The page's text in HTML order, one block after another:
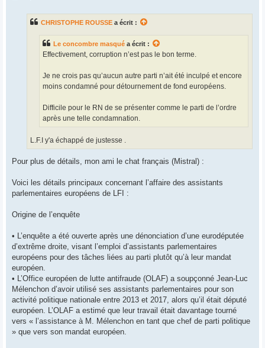
CHRISTOPHE ROUSSE a écrit :
Le concombre masqué a écrit :
Effectivement, corruption n’est pas le bon terme.
Je ne crois pas qu’aucun autre parti n’ait été inculpé et encore
moins condamné pour détournement de fond européens.
Difficile pour le RN de se présenter comme le parti de l’ordre
après une telle condamnation.
L.F.I y'a échappé de justesse .
Pour plus de détails, mon ami le chat français (Mistral) :
Voici les détails principaux concernant l’affaire des assistants
parlementaires européens de LFI :
Origine de l’enquête
• L’enquête a été ouverte après une dénonciation d’une eurodéputée
d’extrême droite, visant l’emploi d’assistants parlementaires
européens pour des tâches liées au parti plutôt qu’à leur mandat
européen.
• L’Office européen de lutte antifraude (OLAF) a soupçonné Jean-Luc
Mélenchon d’avoir utilisé ses assistants parlementaires pour son
activité politique nationale entre 2013 et 2017, alors qu’il était député
européen. L’OLAF a estimé que leur travail était davantage tourné
vers « l’assistance à M. Mélenchon en tant que chef de parti politique
» que vers son mandat européen.